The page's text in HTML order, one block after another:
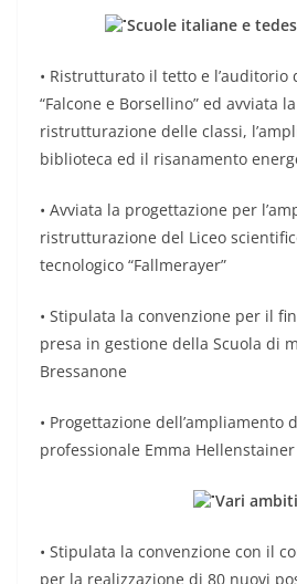
Scuole italiane e
• Ristrutturato il tetto e l’auditorio
“Falcone e Borsellino” ed avviata
ristrutturazione delle classi,
biblioteca ed il risanamento
• Avviata la progettazione per
ristrutturazione del Liceo
tecnologico “Fallmerayer”
• Stipulata la convenzione per il
presa in gestione della Scuola di
Bressanone
• Progettazione dell’ampliamento
professionale Emma Hellenstainer
Vari
• Stipulata la convenzione con il
per la realizzazione di 80 nuovi